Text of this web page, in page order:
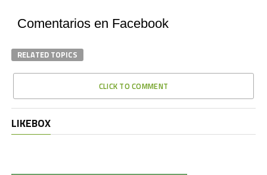
Comentarios en Facebook
RELATED TOPICS
CLICK TO COMMENT
LIKEBOX